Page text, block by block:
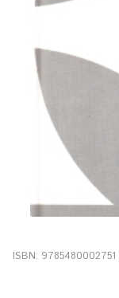
ISBN: 9785480002751